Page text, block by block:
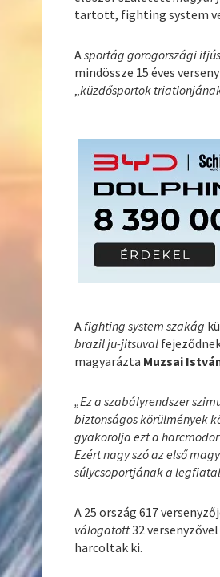
tartott, fighting system
Asportág görögországi
mindössze 15 éves
„küzdősportok
Afighting system szakág
brazil ju-jitsuval
magyarázta Muzsai
„Ez a szabályrendszer
biztonságos körülmények
gyakorolja ezt a
Ezért nagy szó az első
súlycsoportjának a
A 25 ország 617
válogatott32
harcoltak ki.